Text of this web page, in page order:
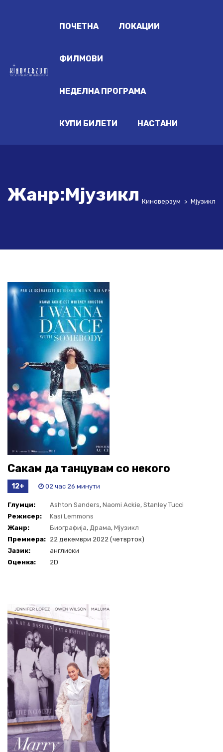
ПОЧЕТНА ЛОКАЦИИ
ФИЛМОВИ
НЕДЕЛНА ПРОГРАМА
КУПИ БИЛЕТИ НАСТАНИ
Жанр:Мјузикл Киноверзум > Мјузикл
Сакам да танцувам со некого
12+ 02 час 26 минути
Глумци: Ashton Sanders, Naomi Ackie, Stanley Tucci
Режисер:
Kasi Lemmons
Жанр:
Биографија, Драма, Мјузикл
Премиера: 22 декември 2022 (четврток)
Јазик:
англиски
Оценка:
2D